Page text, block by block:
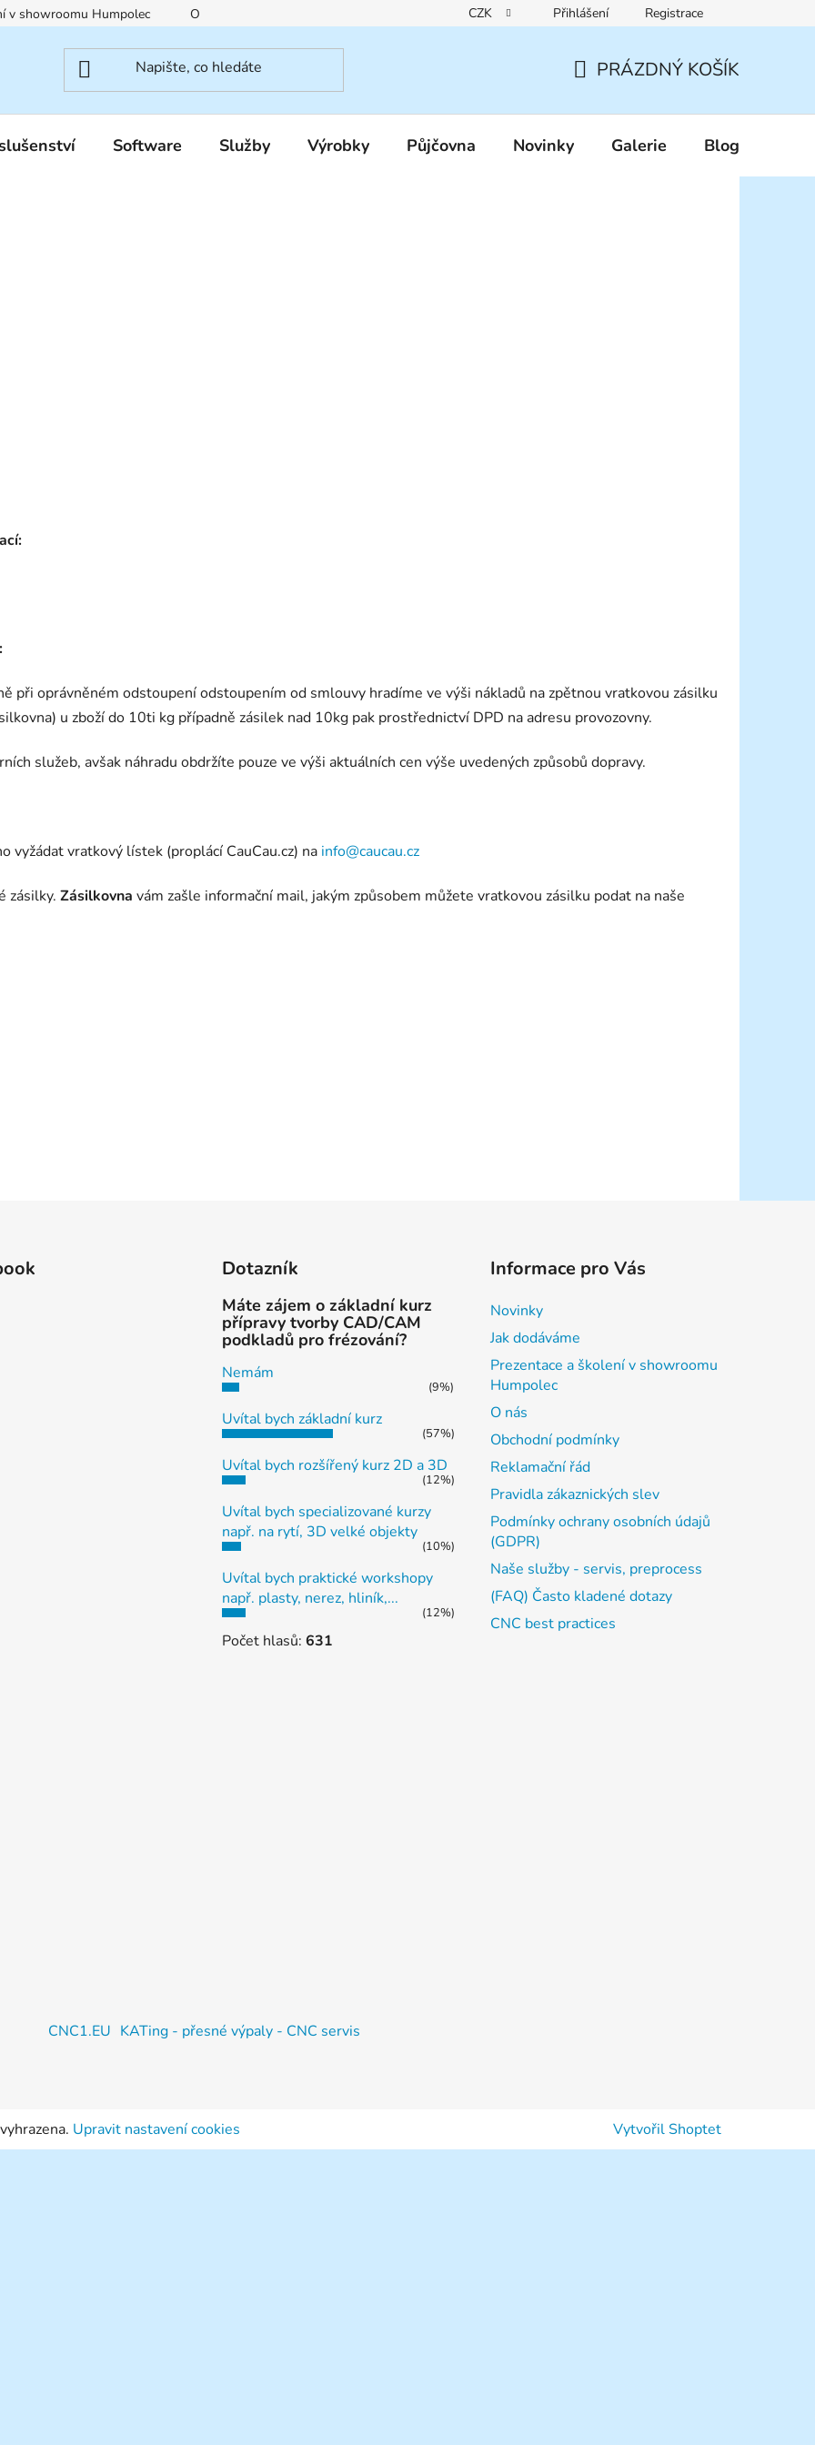
v showroomu Humpolec O nás Reklamační řád Pravidla zákaznických slev
CZK Přihlášení Registrace
KOŠÍK
PRÁZDNÝ KOŠÍK
Software Služby Výrobky Půjčovna Novinky Galerie Blog
při oprávněném odstoupení odstoupením od smlouvy hradíme ve výši nákladů na zpětnou vratkovou zásilku
u zboží do 10ti kg případně zásilek nad 10kg pak prostřednictví DPD na adresu provozovny.
služeb, avšak náhradu obdržíte pouze ve výši aktuálních cen výše uvedených způsobů dopravy.
vyžádat vratkový lístek (proplácí CauCau.cz) na info@caucau.cz
zásilky. Zásilkovna vám zašle informační mail, jakým způsobem můžete vratkovou zásilku podat na naše
Dotazník
Máte zájem o základní kurz
přípravy tvorby CAD/CAM
podkladů pro frézování?
Nemám
(9%)
Uvítal bych základní kurz
(57%)
Uvítal bych rozšířený kurz 2D a 3D
(12%)
Uvítal bych specializované kurzy
např. na rytí, 3D velké objekty
(10%)
Uvítal bych praktické workshopy
např. plasty, nerez, hliník,...
(12%)
Počet hlasů: 631
Informace pro Vás
Novinky
Jak dodáváme
Prezentace a školení v showroomu
Humpolec
O nás
Obchodní podmínky
Reklamační řád
Pravidla zákaznických slev
Podmínky ochrany osobních údajů
(GDPR)
Naše služby - servis, preprocess
(FAQ) Často kladené dotazy
CNC best practices
CNC1.EU KATing - přesné výpaly - CNC servis
Vytvořil Shoptet
Upravit nastavení cookies